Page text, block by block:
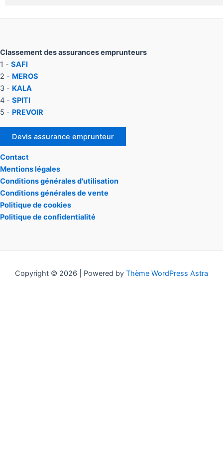
Classement des assurances emprunteurs
1 - SAFI
2 - MEROS
3 - KALA
4 - SPITI
5 - PREVOIR
Devis assurance emprunteur
Contact
Mentions légales
Conditions générales d'utilisation
Conditions générales de vente
Politique de cookies
Politique de confidentialité
Copyright © 2026 | Powered by Thème WordPress Astra